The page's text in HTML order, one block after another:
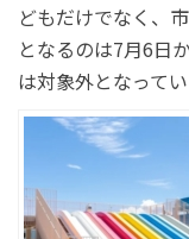
どもだけでなく、
となるのは7月6日
は対象外となってい